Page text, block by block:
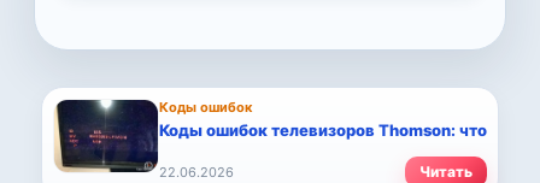
Коды ошибок
Коды ошибок телевизоров Thomson: что
22.06.2026 Читать